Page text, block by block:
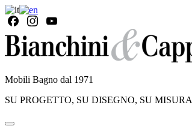
Mobili Bagno dal 1971
SU PROGETTO, SU DISEGNO, SU MISURA